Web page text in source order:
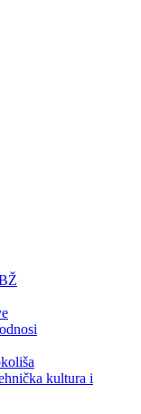
kultura i